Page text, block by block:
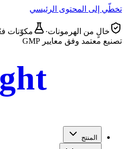
تخطّي إلى المحتوى الرئيسي
خالٍ من الهرمونات· مكوّنات
تصنيع معتمد وفق معايير GMP
المنتج